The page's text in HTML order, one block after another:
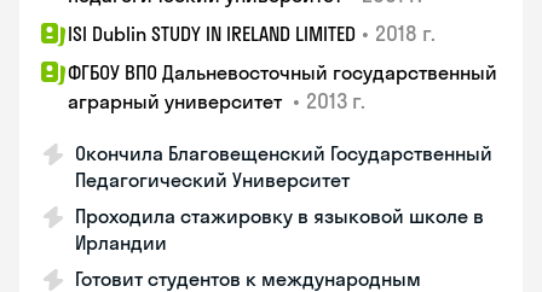
ISI Dublin STUDY IN IRELAND LIMITED • 2018 г.
ФГБОУ ВПО Дальневосточный государственный
аграрный университет • 2013 г.
Окончила Благовещенский Государственный
Педагогический Университет
Проходила стажировку в языковой школе в
Ирландии
Готовит студентов к международным